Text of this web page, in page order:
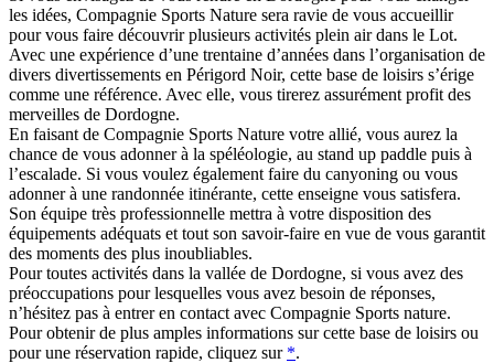
les idées, Compagnie Sports Nature sera ravie de vous accueillir
pour vous faire découvrir plusieurs activités plein air dans le Lot.
Avec une expérience d’une trentaine d’années dans l’organisation de
divers divertissements en Périgord Noir, cette base de loisirs s’érige
comme une référence. Avec elle, vous tirerez assurément profit des
merveilles de Dordogne.
En faisant de Compagnie Sports Nature votre allié, vous aurez la
chance de vous adonner à la spéléologie, au stand up paddle puis à
l’escalade. Si vous voulez également faire du canyoning ou vous
adonner à une randonnée itinérante, cette enseigne vous satisfera.
Son équipe très professionnelle mettra à votre disposition des
équipements adéquats et tout son savoir-faire en vue de vous garantit
des moments des plus inoubliables.
Pour toutes activités dans la vallée de Dordogne, si vous avez des
préoccupations pour lesquelles vous avez besoin de réponses,
n’hésitez pas à entrer en contact avec Compagnie Sports nature.
Pour obtenir de plus amples informations sur cette base de loisirs ou
pour une réservation rapide, cliquez sur *.